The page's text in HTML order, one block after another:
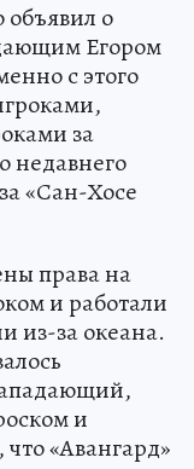
о
Егором
с этого
за
недавнего
«Сан-Хосе
права на
и работали
из-за океана.
и
«Авангард»